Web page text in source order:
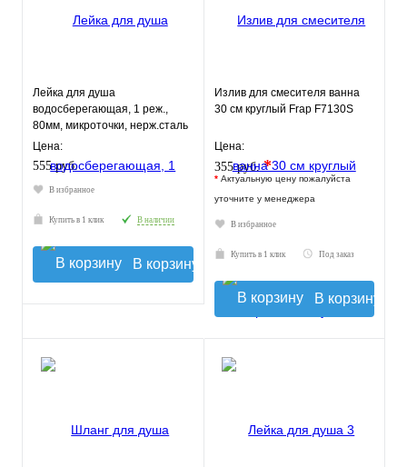
Лейка для душа
водосберегающая, 1 реж.,
80мм, микроточки, нерж.сталь
304, сатин
Цена:
555 руб.
В избранное
Купить в 1 клик В наличии
В корзину
Излив для смесителя ванна
30 см круглый Frap F7130S
Цена:
355 руб.*
* Актуальную цену пожалуйста
уточните у менеджера
В избранное
Купить в 1 клик Под заказ
В корзину